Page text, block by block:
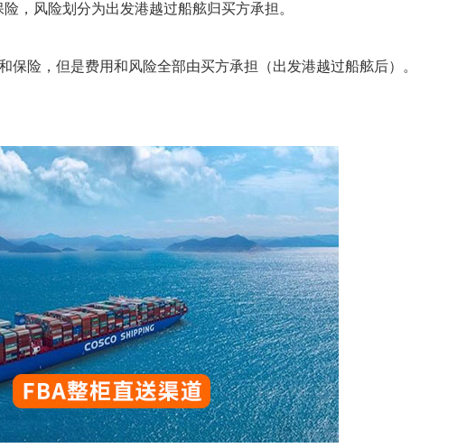
，风险划分为出发港越过船舷归买方承担。
保险，但是费用和风险全部由买方承担（出发港越过船舷后）。